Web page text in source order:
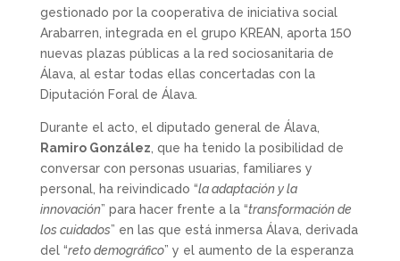
gestionado por la cooperativa de iniciativa social
Arabarren, integrada en el grupo KREAN, aporta 150
nuevas plazas públicas a la red sociosanitaria de
Álava, al estar todas ellas concertadas con la
Diputación Foral de Álava.
Durante el acto, el diputado general de Álava,
Ramiro González , que ha tenido la posibilidad de
conversar con personas usuarias, familiares y
personal, ha reivindicado “la adaptación y la
innovación” para hacer frente a la “transformación de
los cuidados” en las que está inmersa Álava, derivada
del “reto demográfico” y el aumento de la esperanza